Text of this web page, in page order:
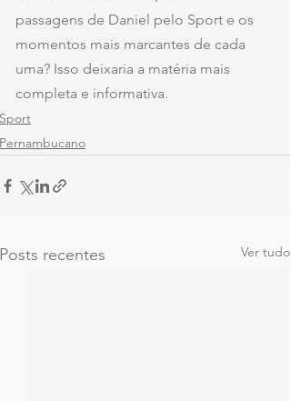
passagens de Daniel pelo Sport e os
momentos mais marcantes de cada
uma? Isso deixaria a matéria mais
completa e informativa.
Sport
Pernambucano
Posts recentes Ver tudo